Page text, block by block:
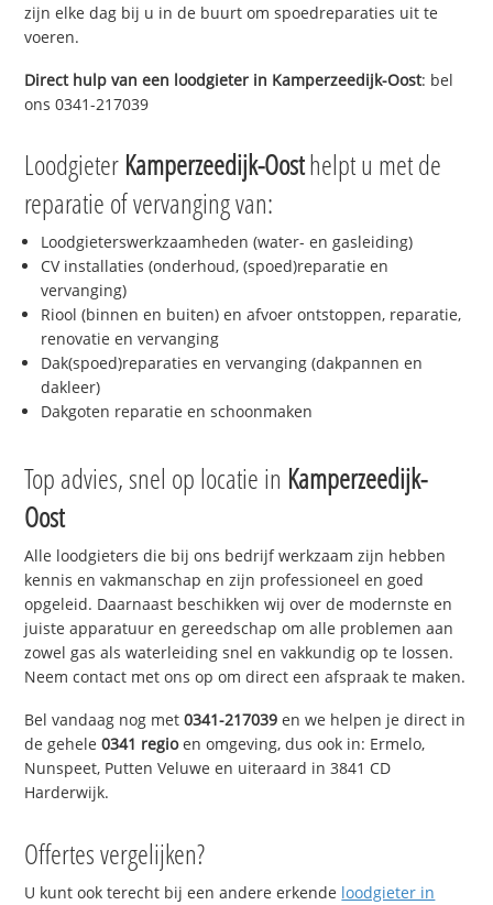
zijn elke dag bij u in de buurt om spoedreparaties uit te
voeren.
Direct hulp van een loodgieter in Kamperzeedijk-Oost: bel
ons 0341-217039
Loodgieter Kamperzeedijk-Oosthelpt u met de
reparatie of vervanging van:
Loodgieterswerkzaamheden (water- en gasleiding)
CV installaties (onderhoud, (spoed)reparatie en
vervanging)
Riool (binnen en buiten) en afvoer ontstoppen, reparatie,
renovatie en vervanging
Dak(spoed)reparaties en vervanging (dakpannen en
dakleer)
Dakgoten reparatie en schoonmaken
Top advies, snel op locatie in Kamperzeedijk-
Oost
Alle loodgieters die bij ons bedrijf werkzaam zijn hebben
kennis en vakmanschap en zijn professioneel en goed
opgeleid. Daarnaast beschikken wij over de modernste en
juiste apparatuur en gereedschap om alle problemen aan
zowel gas als waterleiding snel en vakkundig op te lossen.
Neem contact met ons op om direct een afspraak te maken.
Bel vandaag nog met0341-217039 en we helpen je direct in
de gehele0341 regioen omgeving, dus ook in: Ermelo,
Nunspeet, Putten Veluwe en uiteraard in 3841 CD
Harderwijk.
Offertes vergelijken?
U kunt ook terecht bij een andere erkende loodgieter in